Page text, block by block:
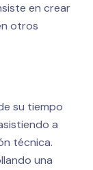
en crear
otros
su tiempo
a
técnica.
una